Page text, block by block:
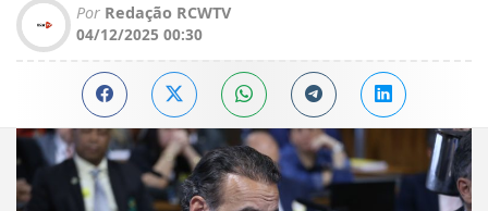
Por Redação RCWTV
04/12/2025 00:30